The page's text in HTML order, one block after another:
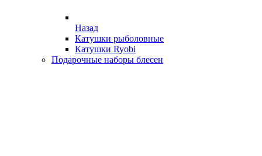
Назад
Катушки рыболовные
Катушки Ryobi
Подарочные наборы блесен